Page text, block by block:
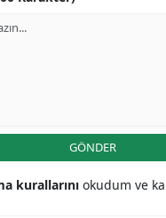
GÖNDER
kurallarını okudum ve